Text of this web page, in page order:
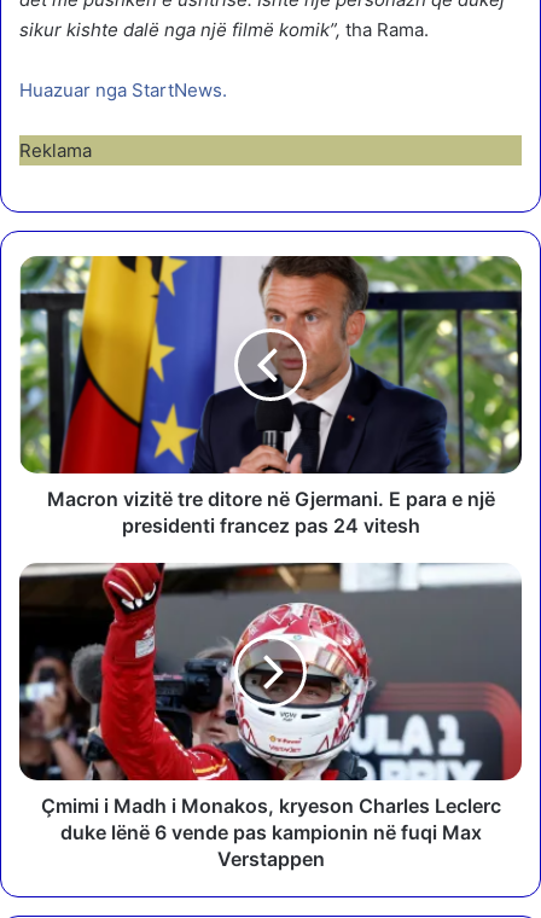
sikur kishte dalë nga një filmë komik”, tha Rama.
Huazuar nga StartNews.
Reklama
M
a
c
r
o
n
v
z
t
t
r
e
e
Macron vizitë tre ditore në Gjermani. E para e një
presidenti francez pas 24 vitesh
Ç
i
M
a
d
Çmimi i Madh i Monakos, kryeson Charles Leclerc
duke lënë 6 vende pas kampionin në fuqi Max
Verstappen